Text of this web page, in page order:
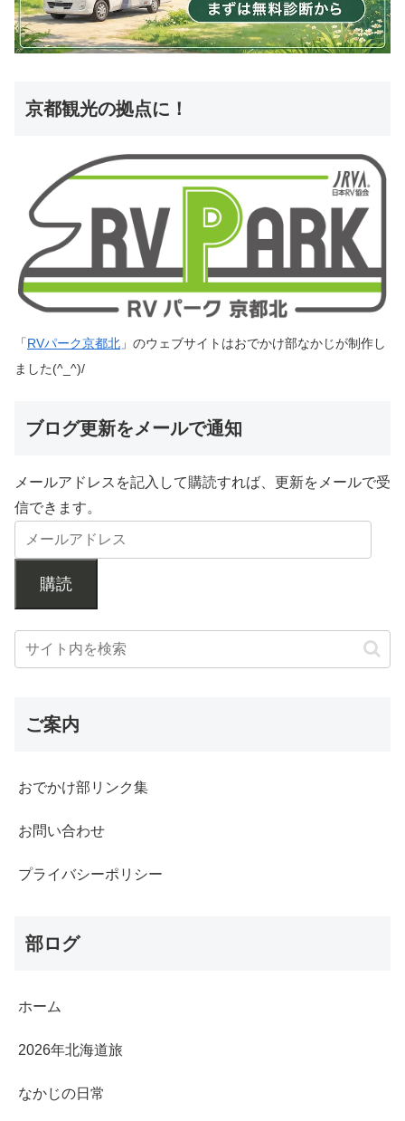
京都観光の拠点に！
「RVパーク京都北 」のウェブサイトはおでかけ部なかじが制作し
ました(^_^)/
ブログ更新をメールで通知
メールアドレスを記入して購読すれば、更新をメールで受
信できます。
購読
ご案内
おでかけ部リンク集
お問い合わせ
プライバシーポリシー
部ログ
ホーム
2026年北海道旅
なかじの日常